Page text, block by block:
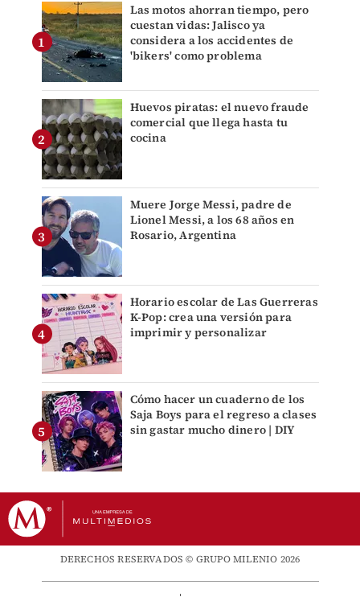
Las motos ahorran tiempo, pero
cuestan vidas: Jalisco ya
considera a los accidentes de
'bikers' como problema
Huevos piratas: el nuevo fraude
comercial que llega hasta tu
cocina
Muere Jorge Messi, padre de
Lionel Messi, a los 68 años en
Rosario, Argentina
Horario escolar de Las Guerreras
K-Pop: crea una versión para
imprimir y personalizar
Cómo hacer un cuaderno de los
Saja Boys para el regreso a clases
sin gastar mucho dinero | DIY
DERECHOS RESERVADOS © GRUPO MILENIO 2026